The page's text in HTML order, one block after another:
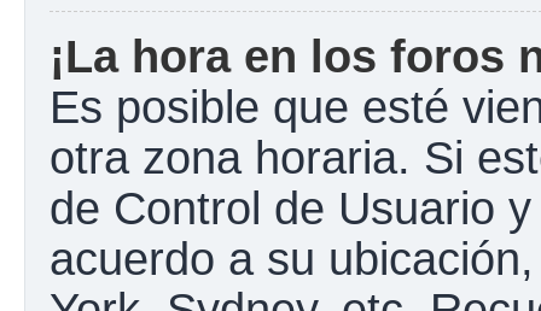
¡La hora en los foros
Es posible que esté
otra zona horaria. Si
de Control de Usuario
acuerdo a su